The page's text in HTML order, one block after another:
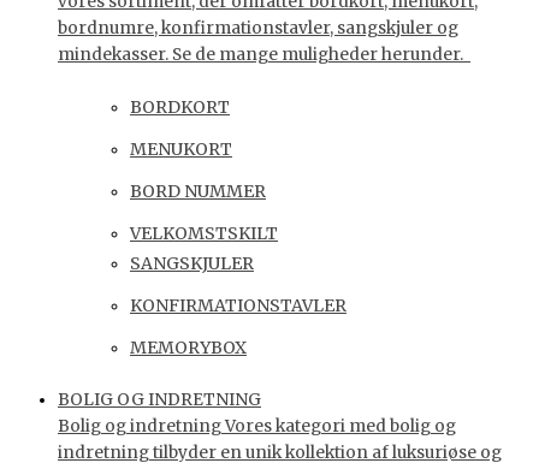
bordnumre, konfirmationstavler, sangskjuler og
mindekasser. Se de mange muligheder herunder.
BORDKORT
MENUKORT
BORD NUMMER
VELKOMSTSKILT
SANGSKJULER
KONFIRMATIONSTAVLER
MEMORYBOX
BOLIG OG INDRETNING
Bolig og indretning Vores kategori med bolig og
indretning tilbyder en unik kollektion af luksuriøse og